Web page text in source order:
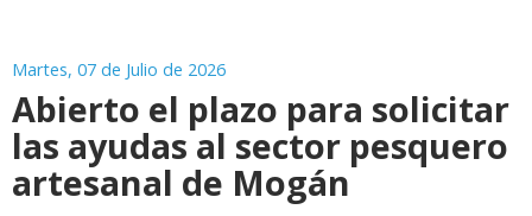
Martes, 07 de Julio de 2026
Abierto el plazo para solicitar
las ayudas al sector pesquero
artesanal de Mogán